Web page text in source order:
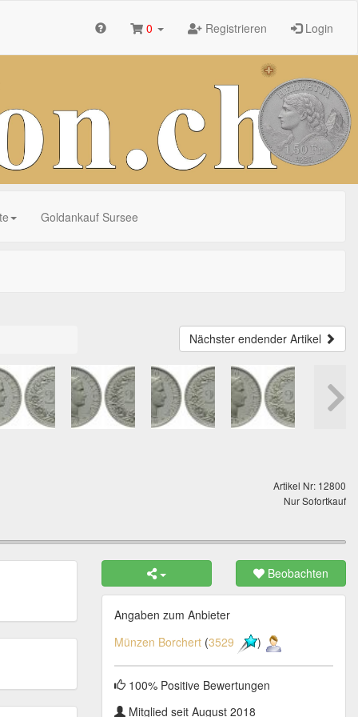
0 Registrieren Login
Goldankauf Sursee
Nächster endender Artikel
Artikel Nr: 12800
Nur Sofortkauf
Beobachten
Angaben zum Anbieter
Münzen Borchert (3529 )
100% Positive Bewertungen
Mitglied seit August 2018